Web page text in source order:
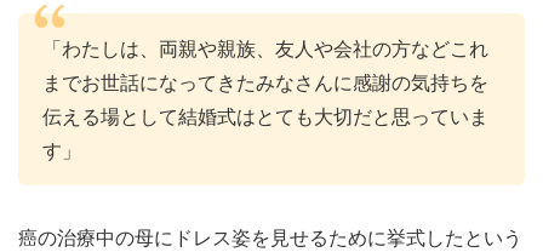
「わたしは、両親や親族、友人や会社の方などこれ
までお世話になってきたみなさんに感謝の気持ちを
伝える場として結婚式はとても大切だと思っていま
す」
癌の治療中の母にドレス姿を見せるために挙式したという